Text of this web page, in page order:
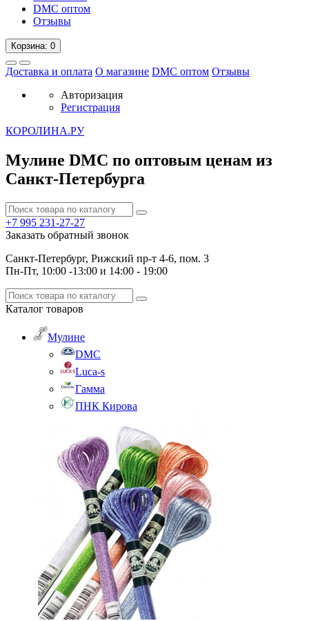
DMC оптом
Отзывы
Корзина: 0
Доставка и оплата О магазине DMC оптом Отзывы
Авторизация
Регистрация
КОРОЛИНА.РУ
Мулине DMC по оптовым ценам из
Санкт-Петербурга
+7 995 231-27-27
Заказать обратный звонок
Санкт-Петербург, Рижский пр-т 4-6, пом. 3
Пн-Пт, 10:00 -13:00 и 14:00 - 19:00
Каталог товаров
Мулине
DMC
Luca-s
Гамма
ПНК Кирова